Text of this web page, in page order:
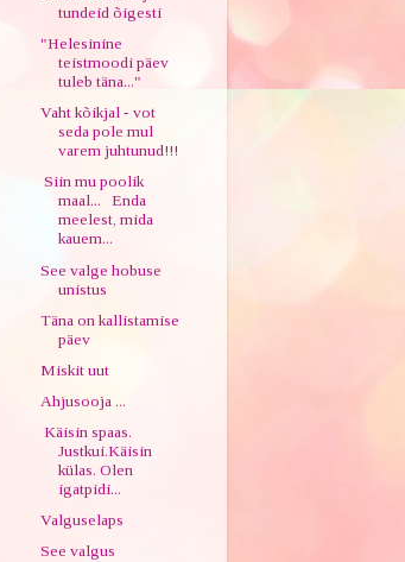
tundeid õigesti
"Helesinine
teistmoodi päev
tuleb täna..."
Vaht kõikjal - vot
seda pole mul
varem juhtunud!!!
Siin mu poolik
maal... Enda
meelest, mida
kauem...
See valge hobuse
unistus
Täna on kallistamise
päev
Miskit uut
Ahjusooja ...
Käisin spaas.
Justkui.Käisin
külas. Olen
igatpidi...
Valguselaps
See valgus